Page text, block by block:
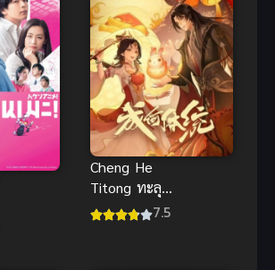
Cheng He
Titong ทะลุ
มิติตะลุยวัง7.5